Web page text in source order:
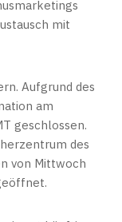
mit
Aufgrund des
am
geschlossen.
des
von Mittwoch